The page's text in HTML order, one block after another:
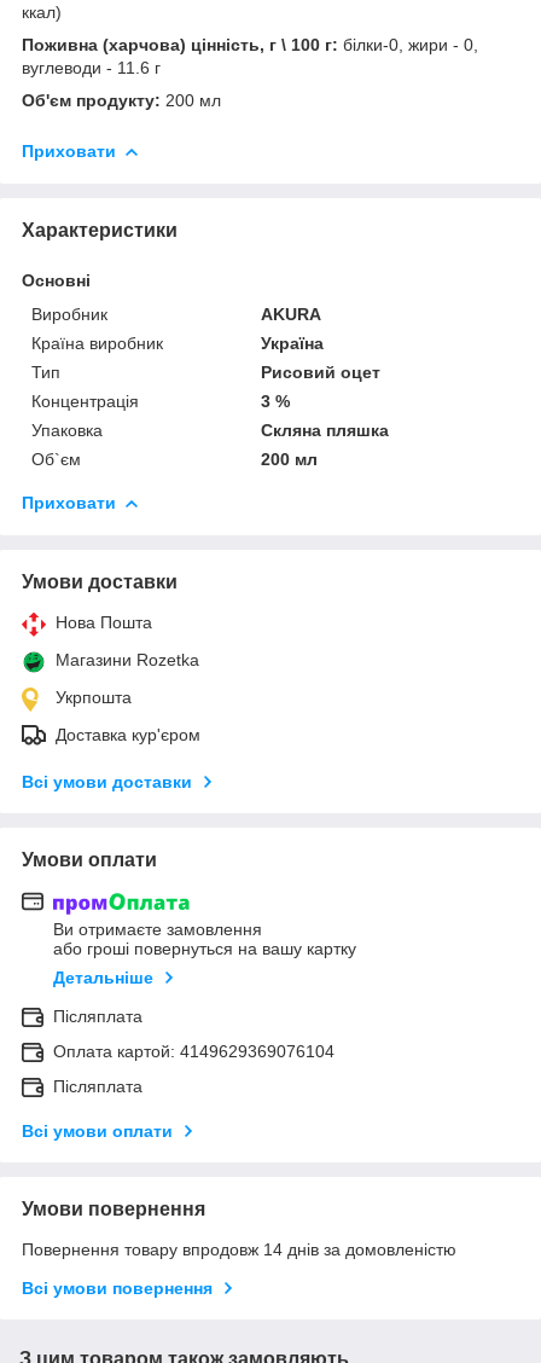
ккал)
Поживна (харчова) цінність, г \ 100 г: білки-0, жири - 0,
вуглеводи - 11.6 г
Об'єм продукту: 200 мл
Приховати
Характеристики
Основні
Виробник
AKURA
Країна виробник
Україна
Тип
Рисовий оцет
Концентрація
3 %
Упаковка
Скляна пляшка
Об`єм
200 мл
Приховати
Умови доставки
Нова Пошта
Магазини Rozetka
Укрпошта
Доставка кур'єром
Всі умови доставки
Умови оплати
Ви отримаєте замовлення
або гроші повернуться на вашу картку
Детальніше
Післяплата
Оплата картой: 4149629369076104
Післяплата
Всі умови оплати
Умови повернення
Повернення товару впродовж 14 днів за домовленістю
Всі умови повернення